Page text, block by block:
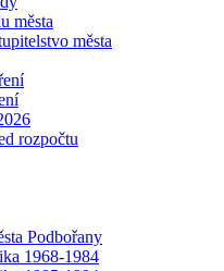
města
města
rozpočtu
Podbořany
1968-1984